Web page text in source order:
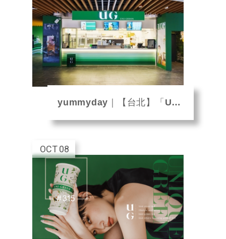
yummyday｜【台北】「UG樂己」攻佔台北巨蛋！
08
OCT